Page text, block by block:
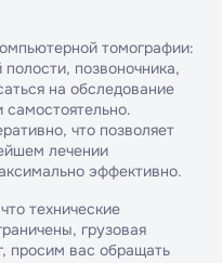
томографии:
позвоночника,
на обследование
что позволяет
лечении
эффективно.
технические
грузовая
просим вас обращать